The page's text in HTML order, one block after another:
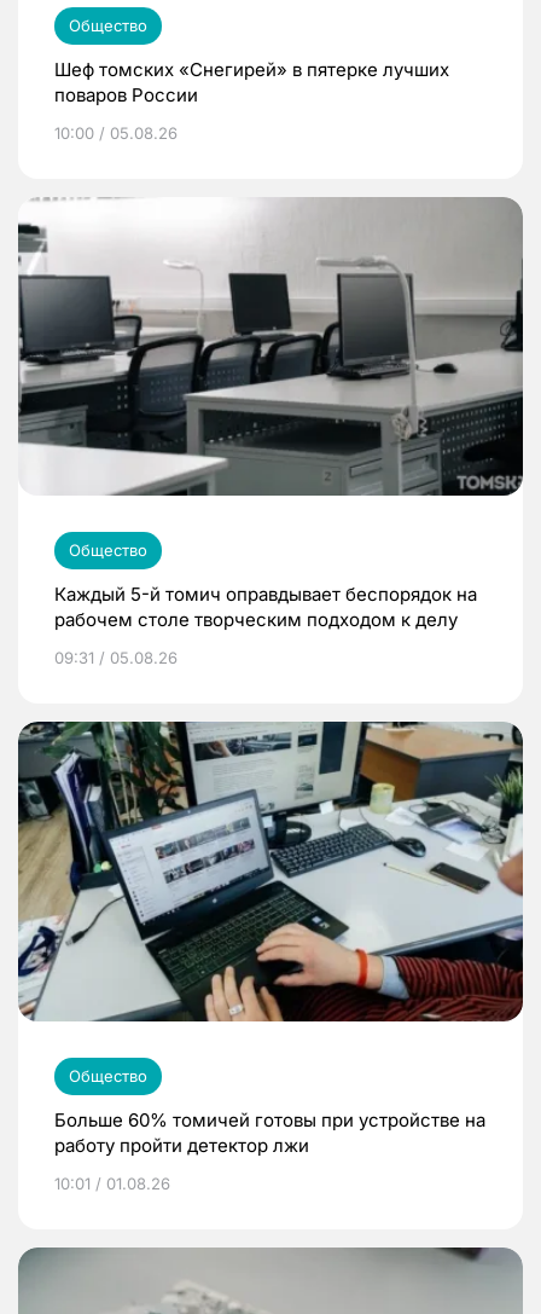
Общество
Шеф томских «Снегирей» в пятерке лучших
поваров России
10:00 / 05.08.26
Общество
Каждый 5-й томич оправдывает беспорядок на
рабочем столе творческим подходом к делу
09:31 / 05.08.26
Общество
Больше 60% томичей готовы при устройстве на
работу пройти детектор лжи
10:01 / 01.08.26